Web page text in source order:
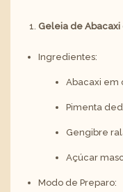
Geleia de Abacaxi
Ingredientes:
Abacaxi em
Pimenta
Gengibre
Açúcar
Modo de Preparo: